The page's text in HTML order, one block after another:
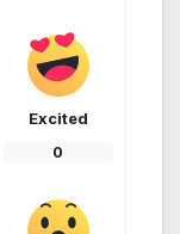
Excited
0